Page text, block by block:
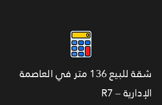
شقة للبيع 136 متر في العاصمة
الإدارية – R7